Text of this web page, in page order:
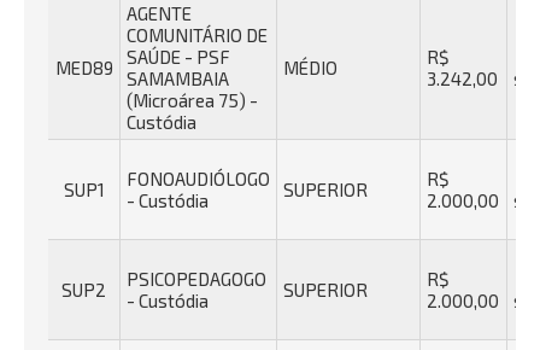
MED89
AGENTE
COMUNITÁRIO DE
SAÚDE - PSF
SAMAMBAIA
(Microárea 75) -
Custódia
MÉDIO
R$
3.242,00
SUP1
FONOAUDIÓLOGO
- Custódia
SUPERIOR
R$
2.000,00
SUP2
PSICOPEDAGOGO
- Custódia
SUPERIOR
R$
2.000,00